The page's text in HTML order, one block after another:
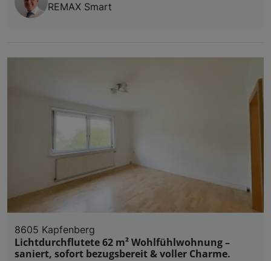
REMAX Smart
8605 Kapfenberg
Lichtdurchflutete 62 m² Wohlfühlwohnung –
saniert, sofort bezugsbereit & voller Charme.